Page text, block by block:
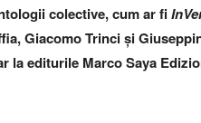
colective, cum ar fi
Giacomo Trinci și
la editurile Marco Saya